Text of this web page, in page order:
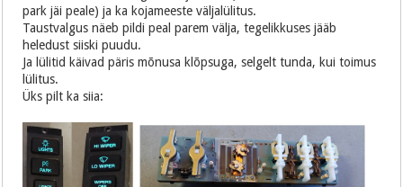
park jäi peale) ja ka kojameeste väljalülitus.
Taustvalgus näeb pildi peal parem välja, tegelikkuses jääb
heledust siiski puudu.
Ja lülitid käivad päris mõnusa klõpsuga, selgelt tunda, kui toimus
lülitus.
Üks pilt ka siia: